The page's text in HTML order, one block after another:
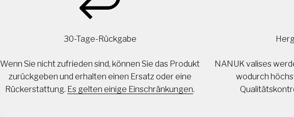
30-Tage-Rückgabe
Wenn Sie nicht zufrieden sind, können Sie das Produkt
zurückgeben und erhalten einen Ersatz oder eine
Rückerstattung. Es gelten einige Einschränkungen.
NANUK valises
wodurch